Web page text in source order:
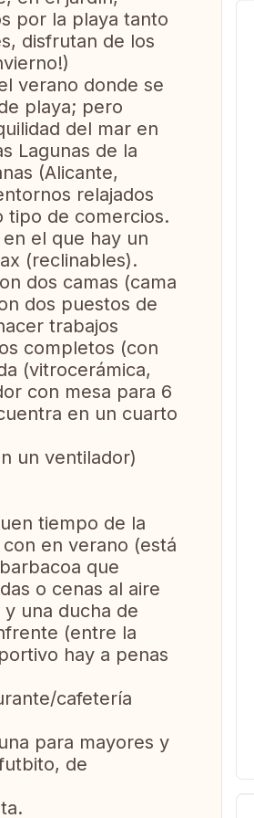
por la playa tanto
disfrutan de los
verano donde se
playa; pero
del mar en
Lagunas de la
(Alicante,
relajados
tipo de comercios.
el que hay un
(reclinables).
dos camas (cama
dos puestos de
trabajos
completos (con
(vitrocerámica,
con mesa para 6
en un cuarto
un ventilador)
tiempo de la
en verano (está
que
o cenas al aire
una ducha de
(entre la
hay a penas
cafetería
para mayores y
de